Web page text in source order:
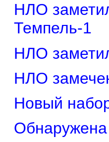
НЛО
Темпель-1
НЛО
НЛО
Новый
Обнаружена